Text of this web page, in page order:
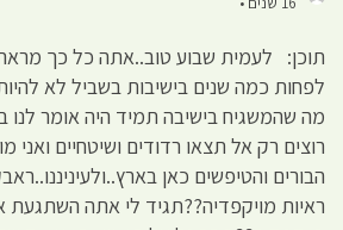
תוכן: לעמית שבוע טוב..אתה כל כך
לפחות כמה שנים בישיבות בשביל לא
מה שהמשגיח בישיבה תמיד היה אומר
רוצים רק אל תצאו רדודים ושיטחיים ואני
הבורים והטיפשים כאן
ראיות מויקפדיה??תגיד לי אתה השתגעת